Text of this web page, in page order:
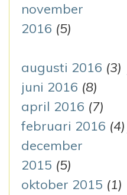
november
2016 (5)
augusti 2016 (3)
juni 2016 (8)
april 2016 (7)
februari 2016 (4)
december
2015 (5)
oktober 2015 (1)